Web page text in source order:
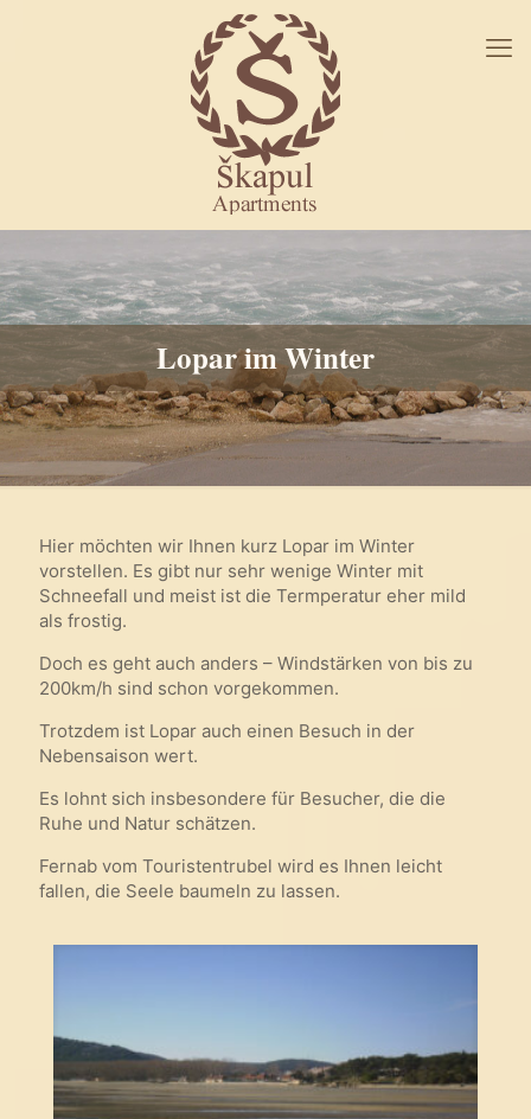
Lopar im Winter
Hier möchten wir Ihnen kurz Lopar im Winter
vorstellen. Es gibt nur sehr wenige Winter mit
Schneefall und meist ist die Termperatur eher mild
als frostig.
Doch es geht auch anders – Windstärken von bis zu
200km/h sind schon vorgekommen.
Trotzdem ist Lopar auch einen Besuch in der
Nebensaison wert.
Es lohnt sich insbesondere für Besucher, die die
Ruhe und Natur schätzen.
Fernab vom Touristentrubel wird es Ihnen leicht
fallen, die Seele baumeln zu lassen.